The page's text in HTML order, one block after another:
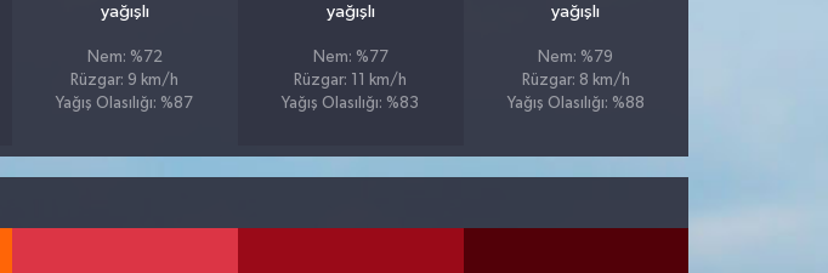
yağışlı
Nem: %72
Rüzgar: 9 km/h
Yağış Olasılığı: %87
yağışlı
Nem: %77
Rüzgar: 11 km/h
Yağış Olasılığı: %83
yağışlı
Nem: %79
Rüzgar: 8 km/h
Yağış Olasılığı: %88